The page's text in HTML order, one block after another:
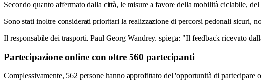
Secondo quanto affermato dalla città, le misure a favore della mobilità ciclabile,
Sono stati inoltre considerati prioritari la realizzazione di percorsi pedonali sicuri,
Il responsabile dei trasporti, Paul Georg Wandrey, spiega: "Il feedback ricevuto
Partecipazione online con oltre 560 partecipanti
Complessivamente, 562 persone hanno approfittato dell'opportunità di